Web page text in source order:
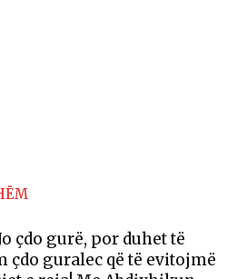
çdo gurë, por duhet të
çdo guralec që të evitojmë